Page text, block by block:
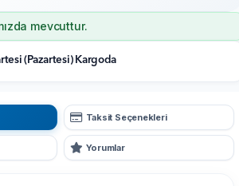
mevcuttur.
(Pazartesi) Kargoda
Taksit Seçenekleri
Yorumlar